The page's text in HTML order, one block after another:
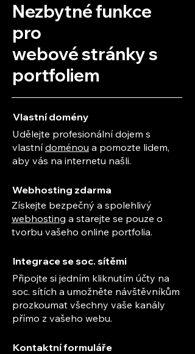
Nezbytné funkce
pro
webové stránky s
portfoliem
Vlastní domény
Udělejte profesionální dojem s
vlastnídoménou a pomozte lidem,
aby vás na internetu našli.
Webhosting zdarma
Získejte bezpečný a spolehlivý
webhosting a starejte se pouze o
tvorbu vašeho online portfolia.
Integrace se soc. sítěmi
Připojte si jedním kliknutím účty na
soc. sítích a umožněte návštěvníkům
prozkoumat všechny vaše kanály
přímo z vašeho webu.
Kontaktní formuláře